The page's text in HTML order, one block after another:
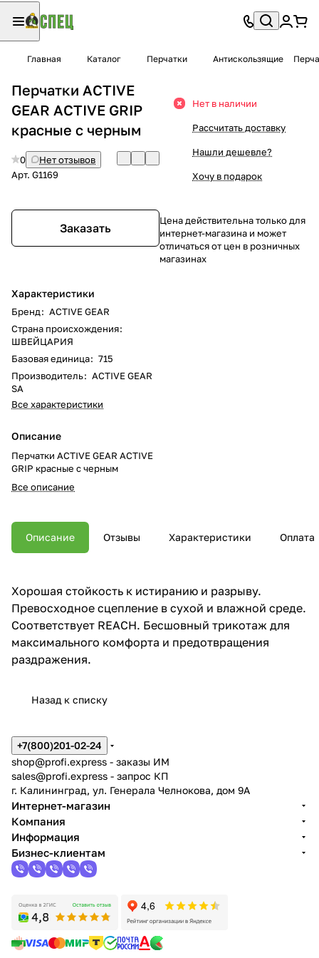
Главная Каталог Перчатки Антискользящие
Перчатки ACTIVE
GEAR ACTIVE GRIP
красные с черным
0
Нет отзывов
Арт. G1169
Заказать
Характеристики
Бренд: ACTIVE GEAR
Страна происхождения:
ШВЕЙЦАРИЯ
Базовая единица: 715
Производитель: ACTIVE GEAR
SA
Все характеристики
Описание
Перчатки ACTIVE GEAR ACTIVE
GRIP красные с черным
Все описание
Нет в наличии
Рассчитать доставку
Нашли дешевле?
Хочу в подарок
Цена действительна только для
интернет-магазина и может
отличаться от цен в розничных
магазинах
Описание Отзывы Характеристики Оплата
Хорошая стойкость к истиранию и разрыву.
Превосходное сцепление в сухой и влажной среде.
Соответствует REACH. Бесшовный трикотаж для
максимального комфорта и предотвращения
раздражения.
Назад к списку
+7(800)201-02-24
shop@profi.express - заказы ИМ
sales@profi.express - запрос КП
г. Калининград, ул. Генерала Челнокова, дом 9A
Интернет-магазин
Компания
Информация
Бизнес-клиентам